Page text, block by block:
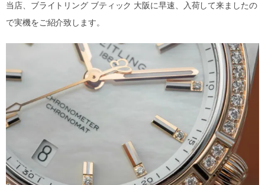
当店、ブライトリング ブティック 大阪に早速、入荷して来ましたの
で実機をご紹介致します。